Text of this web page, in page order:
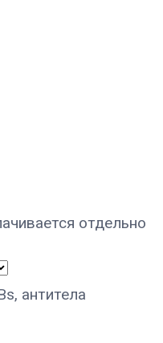
отдельно
антитела